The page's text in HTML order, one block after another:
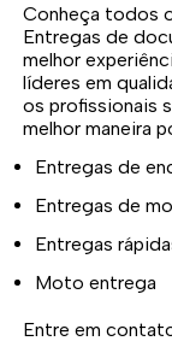
Conheça todos
Entregas de
melhor
líderes em
os profissionais
melhor maneira
Entregas de
Entregas de
Entregas
Moto entrega
Entre em